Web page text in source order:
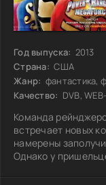
Год выпуска: 2013
Страна: США
Жанр: фантастика,
Качество: DVB,
Команда
встречает новых
намерены
Однако у